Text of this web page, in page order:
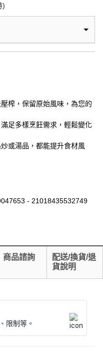
)
榨，保留原始風味，為您的
足多樣烹飪需求，輕鬆變化
或湯品，都能提升食材風
- 21018435532749
商品諮詢
配送/換貨/退
貨說明
限制等。